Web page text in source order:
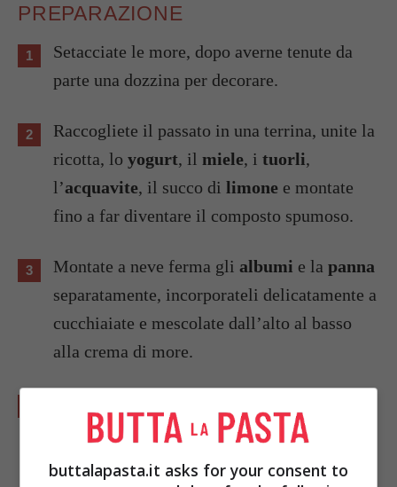
PREPARAZIONE
Setacciate le more, dopo averne tenute da
parte una dozzina per decorare.
Raccogliete il passato in una terrina, unite la
ricotta, lo yogurt, il miele, i tuorli,
l’acquavite, il succo di limone e montate
fino a far diventare il composto spumoso.
Montate a neve ferma gli albumi e la panna
separatamente, incorporateli delicatamente a
cucchiaiate e mescolate dall’alto al basso
alla crema di more.
amalgamati suddividete la crema in 4
buttalapasta.it asks for your consent to